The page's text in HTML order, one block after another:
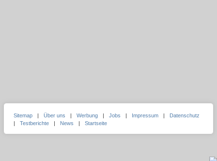
Sitemap | Über uns | Werbung | Jobs | Impressum |
Datenschutz
|
Testberichte | News | Startseite